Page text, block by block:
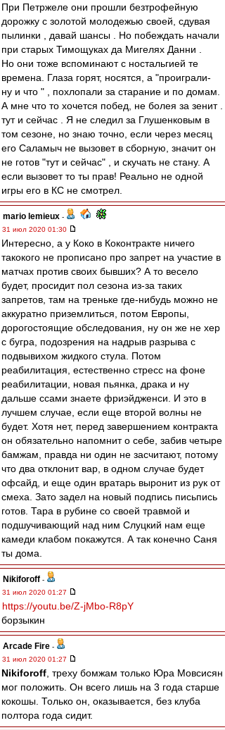
При Петржеле они прошли безтрофейную
дорожку с золотой молодежью своей, сдувая
пылинки , давай шансы . Но побеждать начали
при старых Тимощуках да Мигелях Данни .
Но они тоже вспоминают с ностальгией те
времена. Глаза горят, носятся, а "проиграли-
ну и что " , похлопали за старание и по домам.
А мне что то хочется побед, не болея за зенит .
тут и сейчас . Я не следил за Глушенковым в
том сезоне, но знаю точно, если через месяц
его Саламыч не вызовет в сборную, значит он
не готов "тут и сейчас" , и скучать не стану. А
если вызовет то ты прав! Реально не одной
игры его в КС не смотрел.
mario lemieux -
31 июл 2020 01:30
Интересно, а у Коко в Коконтракте ничего
такокого не прописано про запрет на участие в
матчах против своих бывших? А то весело
будет, просидит пол сезона из-за таких
запретов, там на треньке где-нибудь можно не
аккуратно приземлиться, потом Европы,
дорогостоящие обследования, ну он же не хер
с бугра, подозрения на надрыв разрыва с
подвывихом жидкого стула. Потом
реабилитация, естественно стресс на фоне
реабилитации, новая пьянка, драка и ну
дальше ссами знаете фриэйдженси. И это в
лучшем случае, если еще второй волны не
будет. Хотя нет, перед завершением контракта
он обязательно напомнит о себе, забив четыре
бамжам, правда ни один не засчитают, потому
что два отклонит вар, в одном случае будет
офсайд, и еще один вратарь выронит из рук от
смеха. Зато задел на новый подпись письпись
готов. Тара в рубине со своей травмой и
подшучивающий над ним Слуцкий нам еще
камеди клабом покажутся. А так конечно Саня
ты дома.
Nikiforoff -
31 июл 2020 01:27
https://youtu.be/Z-jMbo-R8pY
борзыкин
Arcade Fire -
31 июл 2020 01:27
Nikiforoff , треху бомжам только Юра Мовсисян
мог положить. Он всего лишь на 3 года старше
кокошы. Только он, оказывается, без клуба
полтора года сидит.